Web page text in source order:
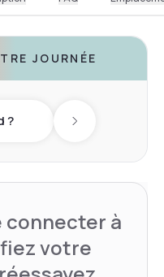
JOURNÉE
? Next day
connecter à
votre